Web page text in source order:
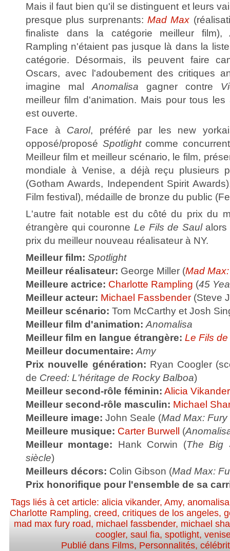
Mais il faut bien qu'il se distinguent et leurs
presque plus surprenants:Mad Max
finaliste dans la catégorie meilleur film),
Rampling n'étaient pas jusque là dans la
catégorie. Désormais, ils peuvent faire
Oscars, avec l'adoubement des critiques
imagine mal Anomalisa gagner contre
meilleur film d'animation. Mais pour tous les
est ouverte.
Face à Carol, préféré par les new
opposé/proposé Spotlightcomme
Meilleur film et meilleur scénario, le film,
mondiale à Venise, a déjà reçu plusieurs
(Gotham Awards, Independent Spirit
Film festival), médaille de bronze du public
L'autre fait notable est du côté du prix du
étrangère qui couronne Le Fils de Saulalors
prix du meilleur nouveau réalisateur à NY.
Meilleur film: Spotlight
Meilleur réalisateur: George Miller (Mad
Meilleure actrice: Charlotte Rampling (45
Meilleur acteur: Michael Fassbender (Steve
Meilleur scénario: Tom McCarthy et Josh
Meilleur film d'animation: Anomalisa
Meilleur film en langue étrangère: Le Fils
Meilleur documentaire: Amy
Prix nouvelle génération: Ryan Coogler
de Creed: L'héritage de Rocky Balboa)
Meilleur second-rôle féminin: Alicia Vikander
Meilleur second-rôle masculin: Michael
Meilleure image: John Seale (Mad Max: Fury
Meilleure musique: Carter Burwell (
Meilleur montage: Hank Corwin (The Big
siècle)
Meilleurs décors: Colin Gibson (Mad Max:
Prix honorifique pour l'ensemble de sa
Tags liés à cet article:alicia vikander,Amy,anomalisa
Charlotte Rampling, creed, critiques de los angeles,
mad max fury road, michael fassbender, michael
coogler, saul fia, spotlight,
Publié dans Films, Personnalités,